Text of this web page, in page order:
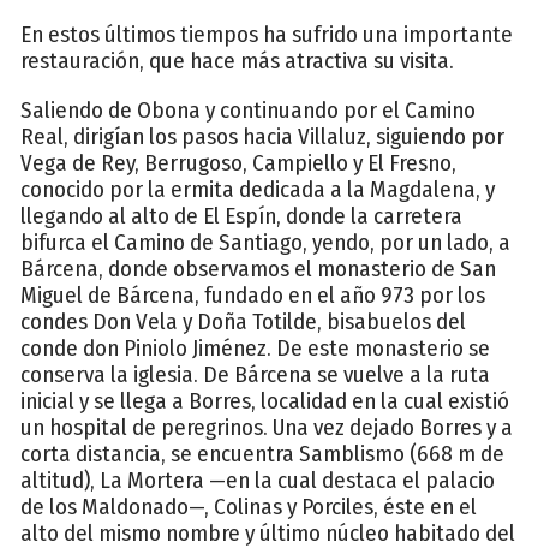
En estos últimos tiempos ha sufrido una importante
restauración, que hace más atractiva su visita.
Saliendo de Obona y continuando por el Camino
Real, dirigían los pasos hacia Villaluz, siguiendo por
Vega de Rey, Berrugoso, Campiello y El Fresno,
conocido por la ermita dedicada a la Magdalena, y
llegando al alto de El Espín, donde la carretera
bifurca el Camino de Santiago, yendo, por un lado, a
Bárcena, donde observamos el monasterio de San
Miguel de Bárcena, fundado en el año 973 por los
condes Don Vela y Doña Totilde, bisabuelos del
conde don Piniolo Jiménez. De este monasterio se
conserva la iglesia. De Bárcena se vuelve a la ruta
inicial y se llega a Borres, localidad en la cual existió
un hospital de peregrinos. Una vez dejado Borres y a
corta distancia, se encuentra Samblismo (668 m de
altitud), La Mortera —en la cual destaca el palacio
de los Maldonado—, Colinas y Porciles, éste en el
alto del mismo nombre y último núcleo habitado del